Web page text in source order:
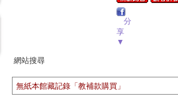
分
享
▼
網站搜尋
無紙本館藏記錄「教補款購買」